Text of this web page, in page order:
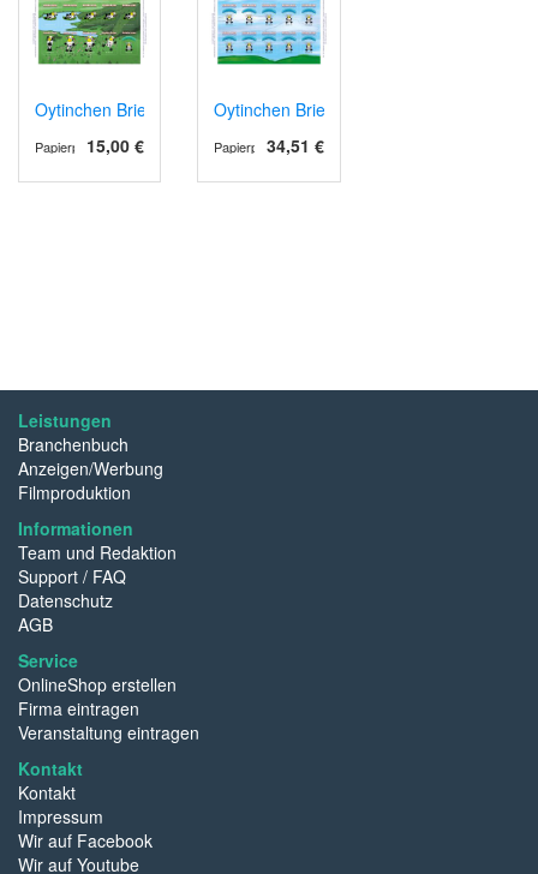
Oytinchen Briefmarken - Kollektion - 10er Bogen
15,00 €
Papierprodukte
Oytinchen Briefmarken - Maxibrief - 10er
34,51 €
Papierprodukte
Leistungen
Branchenbuch
Anzeigen/Werbung
Filmproduktion
Informationen
Team und Redaktion
Support / FAQ
Datenschutz
AGB
Service
OnlineShop erstellen
Firma eintragen
Veranstaltung eintragen
Kontakt
Kontakt
Impressum
Wir auf Facebook
Wir auf Youtube